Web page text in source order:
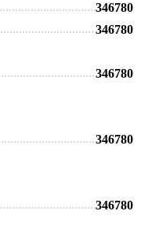
346780
346780
346780
346780
346780